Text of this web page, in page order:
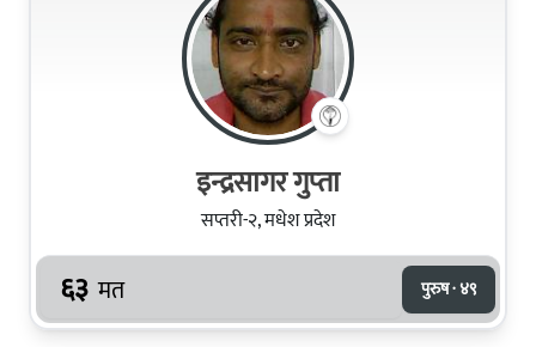
इन्द्रसागर गुप्‍ता
सप्तरी-२, मधेश प्रदेश
६३ मत पुरुष · ४९